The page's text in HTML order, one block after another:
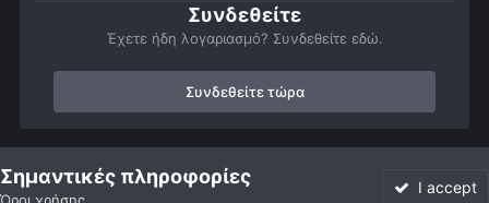
Συνδεθείτε
Έχετε ήδη λογαριασμό? Συνδεθείτε εδώ.
Συνδεθείτε τώρα
Αρχή Αστροφωτογραφίες Αστρονομικές δραστηριότητες
Σημαντικές πληροφορίες I accept